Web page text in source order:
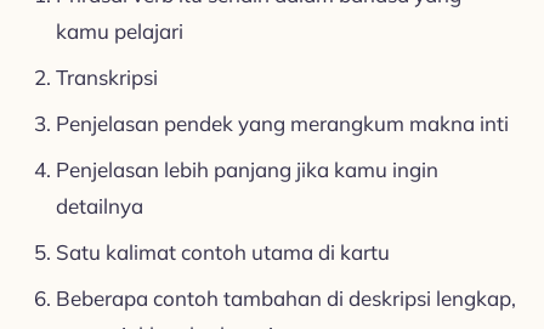
kamu pelajari
Transkripsi
Penjelasan pendek yang merangkum makna inti
Penjelasan lebih panjang jika kamu ingin
detailnya
Satu kalimat contoh utama di kartu
Beberapa contoh tambahan di deskripsi lengkap,